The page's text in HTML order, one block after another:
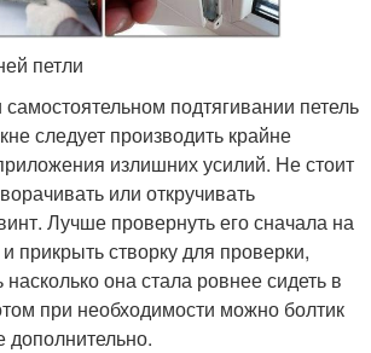
петли
подтягивании петель
следует производить крайне
излишних усилий. Не стоит
или откручивать
Лучше провернуть его сначала на
прикрыть створку для проверки,
она стала ровнее сидеть в
при необходимости можно болтик
дополнительно.